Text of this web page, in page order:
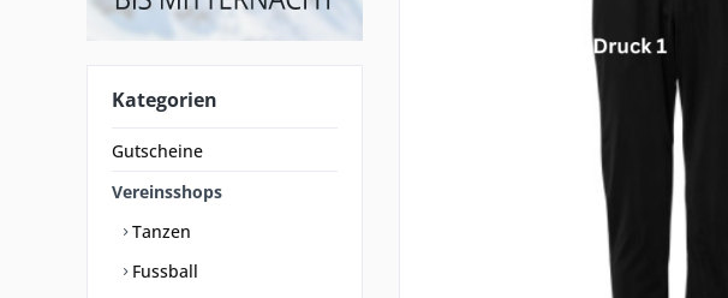
Kategorien
Gutscheine
Vereinsshops
Tanzen
Fussball